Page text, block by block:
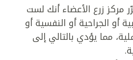
مركز زرع الأعضاء أنك لست
أو الجراحية أو النفسية أو
مما يؤدي بالتالي إلى